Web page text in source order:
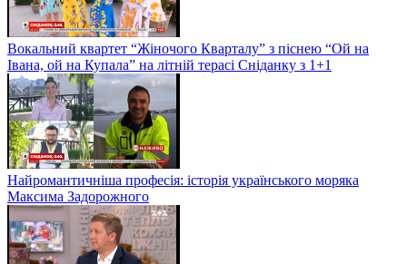
Вокальний квартет “Жіночого Кварталу” з піснею “Ой на
Івана, ой на Купала” на літній терасі Сніданку з 1+1
Найромантичніша професія: історія українського моряка
Максима Задорожного